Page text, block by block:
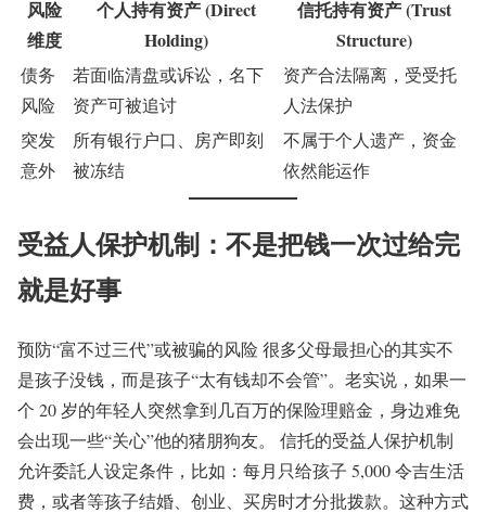
风险
维度
个人持有资产 (Direct
Holding)
信托持有资产 (Trust
Structure)
债务
风险
若面临清盘或诉讼，名下
资产可被追讨
资产合法隔离，受受托
人法保护
突发
意外
所有银行户口、房产即刻
被冻结
不属于个人遗产，资金
依然能运作
受益人保护机制：不是把钱一次过给完
就是好事
预防“富不过三代”或被骗的风险 很多父母最担心的其实不
是孩子没钱，而是孩子“太有钱却不会管”。老实说，如果一
个 20 岁的年轻人突然拿到几百万的保险理赔金，身边难免
会出现一些“关心”他的猪朋狗友。 信托的受益人保护机制
允许委託人设定条件，比如：每月只给孩子 5,000 令吉生活
费，或者等孩子结婚、创业、买房时才分批拨款。这种方式